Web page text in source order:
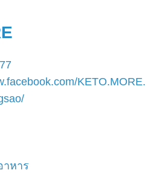
KETO.MORE.
าหาร